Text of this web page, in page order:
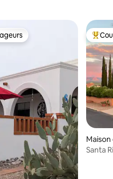
87 commentaires : 4,78 sur 5
Maison
Santa